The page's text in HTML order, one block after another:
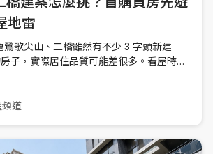
地雷
鶯歌尖山、二橋雖然有不少 3 字頭新建
子，實際居住品質可能差很多。看屋時真
接確認採光、棟距與噪音。離三鶯線車站
頻道